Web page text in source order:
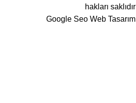
hakları saklıdır
Google Seo Web Tasarım